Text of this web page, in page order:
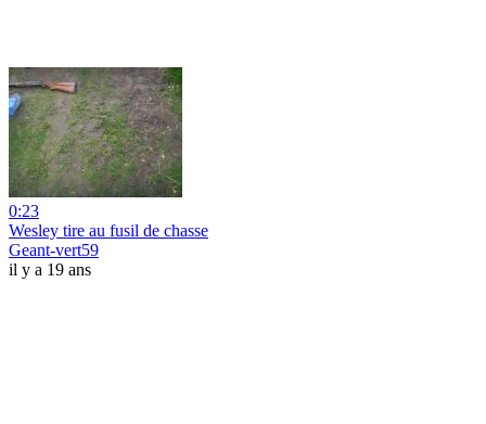
0:23
Wesley tire au fusil de chasse
Geant-vert59
il y a 19 ans